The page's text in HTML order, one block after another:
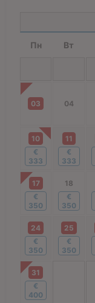
Пн Вт
03 04
10
€
333
11
€
333
17
€
350
18
€
350
24
€
350
25
€
350
31
€
400